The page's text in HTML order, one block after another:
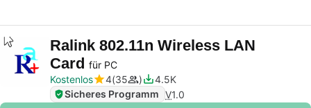
Ralink 802.11n Wireless LAN
Card für PC
Kostenlos
4 35
4.5K
Sicheres Programm V1.0